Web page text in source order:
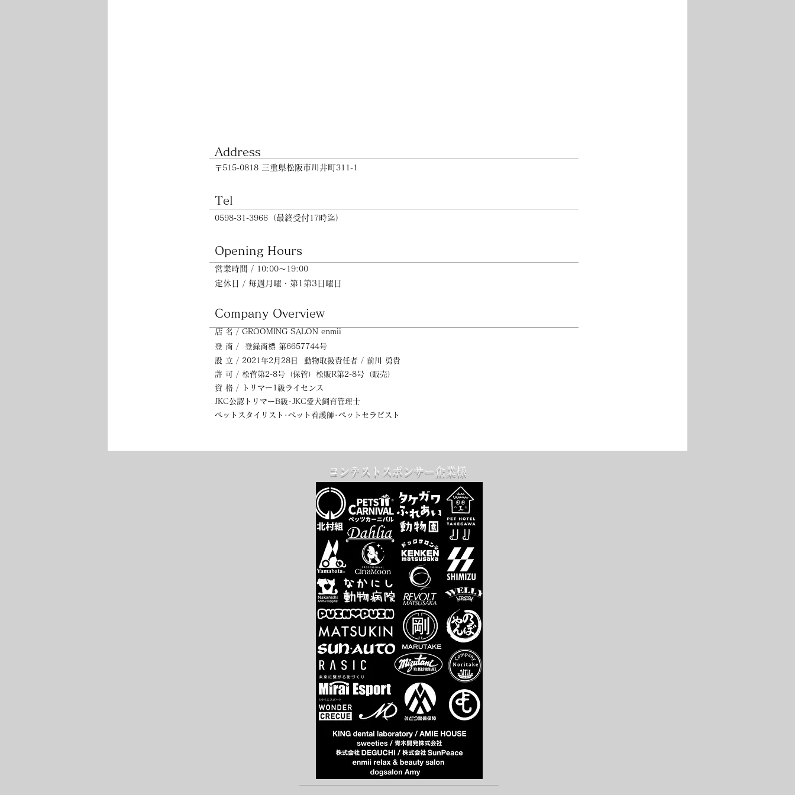
Address
〒515-0818 三重県松阪市川井町311-1
Tel
0598-31-3966 （最終受付 17時迄）
Opening Hours
営業時間 / 10:00～19:00
定休日 / 毎週月曜・第1第3日 曜日
Company Overview
店 名 / GROOMING SALON enmii
登 商 / 登録商標 第6657744号
設 立 / 2021年2月28日 動物取扱責任者 / 前川 勇貴
許 可 / 松菅第2-8号（保管） 松販R第2-8号（販売）
資 格 / トリマー1級ライセンス
JKC公認トリマーB級･JKC愛犬飼育管理士
ペットスタイリスト･ペット看護師･ペットセラピスト
コンテストスポンサー企業様